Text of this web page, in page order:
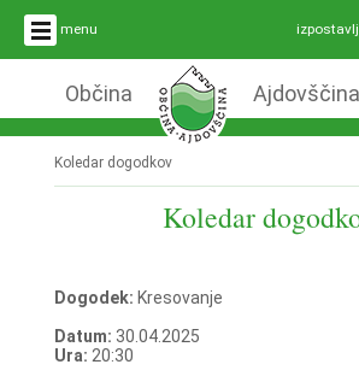
menu
Občina Ajdovščina
Koledar dogodkov
Koledar
Dogodek: Kresovanje
Datum: 30.04.2025
Ura: 20:30